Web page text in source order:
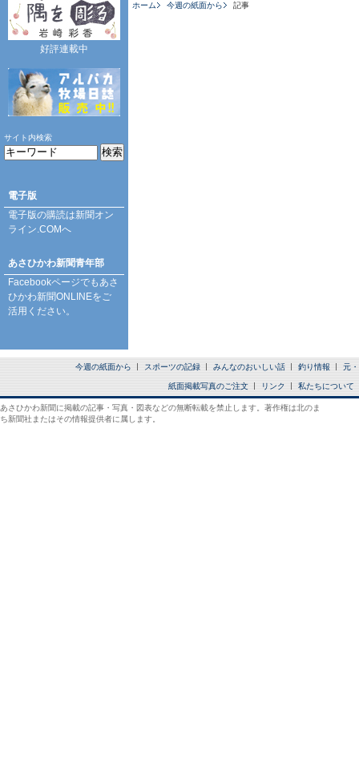
ホーム 今週の紙面から 記事
好評連載中
サイト内検索
電子版
電子版の購読は新聞オン
ライン.COMへ
あさひかわ新聞青年部
Facebookページでもあさ
ひかわ新聞ONLINEをご
活用ください。
今週の紙面から スポーツの記録 みんなのおいしい話 釣り情報 元
紙面掲載写真のご注文 リンク 私たちについて
あさひかわ新聞に掲載の記事・写真・図表などの無断転載を禁止します。著作権は北のま
ち新聞社またはその情報提供者に属します。